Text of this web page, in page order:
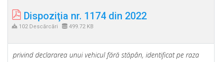
Dispoziţia nr. 1174 din 2022
102 Descărcări 499.72 KB
privind declararea unui vehicul fără stăpân, identificat pe raza